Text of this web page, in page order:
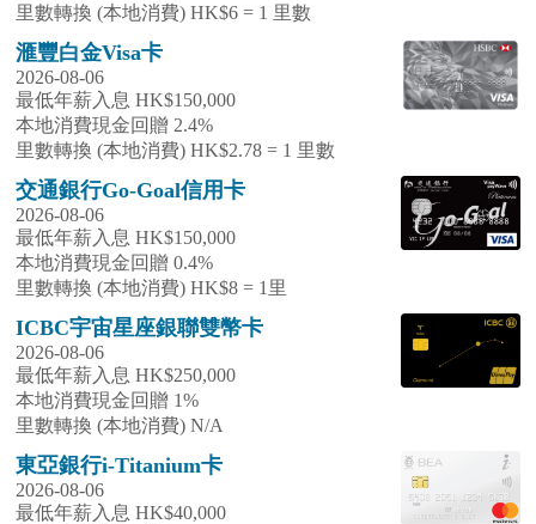
里數轉換 (本地消費) HK$6 = 1 里數
滙豐白金Visa卡
2026-08-06
最低年薪入息 HK$150,000
本地消費現金回贈 2.4%
里數轉換 (本地消費) HK$2.78 = 1 里數
交通銀行Go-Goal信用卡
2026-08-06
最低年薪入息 HK$150,000
本地消費現金回贈 0.4%
里數轉換 (本地消費) HK$8 = 1里
ICBC宇宙星座銀聯雙幣卡
2026-08-06
最低年薪入息 HK$250,000
本地消費現金回贈 1%
里數轉換 (本地消費) N/A
東亞銀行i-Titanium卡
2026-08-06
最低年薪入息 HK$40,000